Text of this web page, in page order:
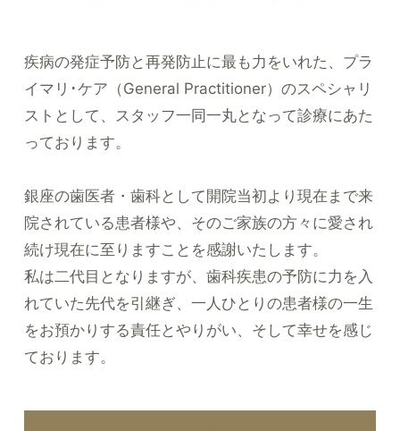
疾病の発症予防と再発防止に最も力をいれた、プラ
イマリ･ケア（General Practitioner）のスペシャリ
ストとして、スタッフ一同一丸となって診療にあた
っております。
銀座の歯医者・歯科として開院当初より現在まで来
院されている患者様や、そのご家族の方々に愛され
続け現在に至りますことを感謝いたします。
私は二代目となりますが、歯科疾患の予防に力を入
れていた先代を引継ぎ、一人ひとりの患者様の一生
をお預かりする責任とやりがい、そして幸せを感じ
ております。